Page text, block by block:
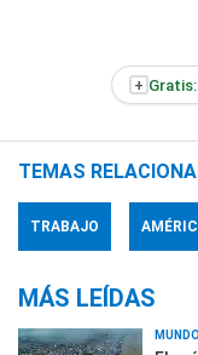
+ Gratis:
TEMAS
TRABAJO
MÁS LEÍDAS
MUNDO